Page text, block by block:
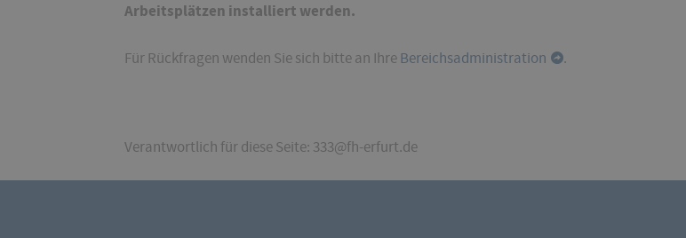
Arbeitsplätzen installiert werden.
Für Rückfragen wenden Sie sich bitte an IhreBereichsadministration .
Verantwortlich für diese Seite: 333@fh-erfurt.de